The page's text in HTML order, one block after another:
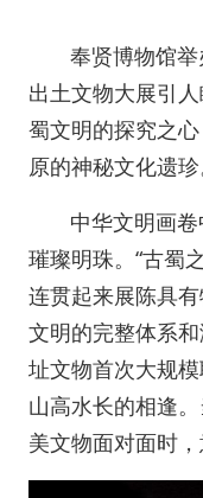
奉贤博物馆举
出土文物大展引
蜀文明的探究之
原的神秘文化遗珍
中华文明画
璀璨明珠。“古蜀
连贯起来展陈具
文明的完整体系
址文物首次大规
山高水长的相逢
美文物面对面时，